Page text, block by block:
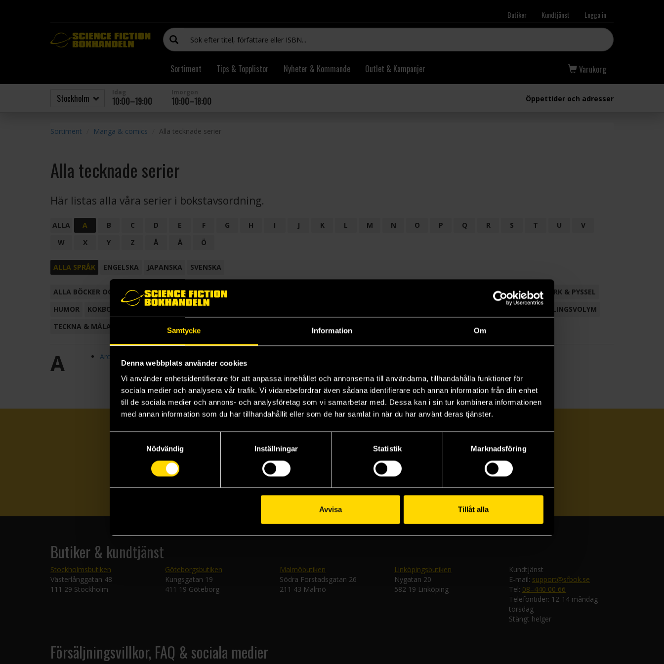
Samtycke Information Om
Denna webbplats använder cookies
Vi använder enhetsidentifierare för att anpassa innehållet och annonserna till användarna, tillhandahålla funktioner för
sociala medier och analysera vår trafik. Vi vidarebefordrar även sådana identifierare och annan information från din enhet
till de sociala medier och annons- och analysföretag som vi samarbetar med. Dessa kan i sin tur kombinera informationen
med annan information som du har tillhandahållit eller som de har samlat in när du har använt deras tjänster.
Nödvändig
Inställningar Statistik Marknadsföring
Avvisa Tillåt alla
Butiker Kundtjänst Logga in
Sortiment Tips & Topplistor Nyheter & Kommande Outlet & Kampanjer Varukorg
10:00–19:00 10:00–18:00 Öppettider och adresser
Sortiment Manga & comics Alla tecknade serier
Alla tecknade serier
Här listas alla våra serier i bokstavsordning.
ALLA A B C D E F G H I J K L M N O P Q R S T U
V
W
X Y Z Å Ä Ö
ALLA SPRÅK ENGELSKA JAPANSKA SVENSKA
ALLA BÖCKER OCH TECKNADE SERIER ANTOLOGI FACKLITTERATUR
HANTVERK & PYSSEL
HUMOR
KOKBOK KONSTBOK KORTROMAN ROMAN
SAMLINGSVOLYM
TECKNA & MÅLA
TECKNAD SERIE
A Arcturus Gilded Classics
Prenumerera på vårt nyhetsbrev
Skicka
Butiker & kundtjänst
Stockholmsbutiken
Västerlånggatan 48
111 29 Stockholm
Göteborgsbutiken
Kungsgatan 19
411 19 Göteborg
Malmöbutiken
Södra Förstadsgatan 26
211 43 Malmö
Linköpingsbutiken
Nygatan 20
582 19 Linköping
Kundtjänst
E-mail: support@sfbok.se
Tel: 08–440 00 66
Telefontider: 12-14 måndag-
torsdag
Stängt helger
Försäljningsvillkor, FAQ & sociala medier